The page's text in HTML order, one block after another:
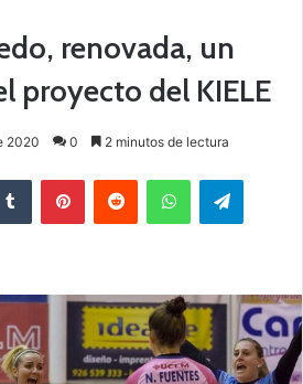
renovada, un
proyecto del KIELE
2020 0 2 minutos de lectura